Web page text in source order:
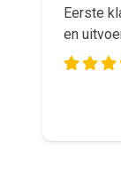
Eerste
en
Goed
van met